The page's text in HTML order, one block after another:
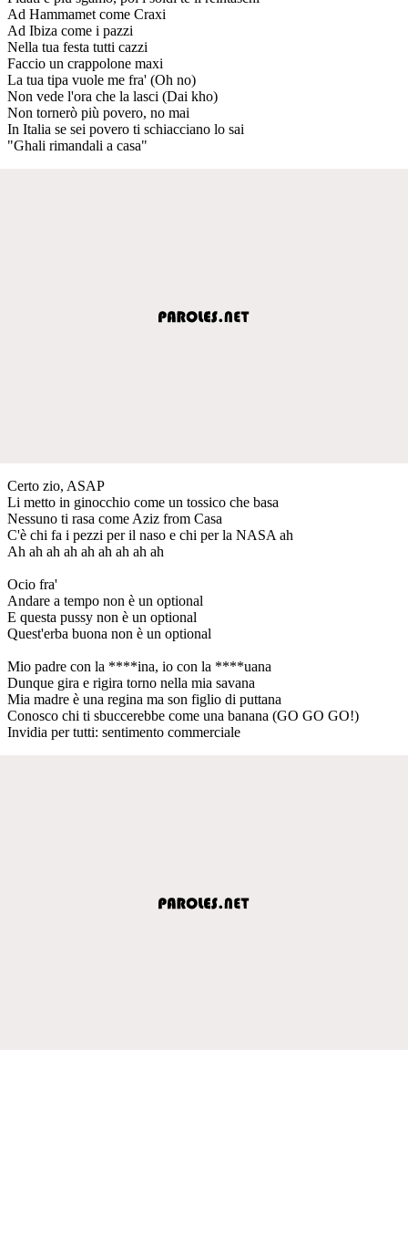
Ad Hammamet come Craxi
Ad Ibiza come i pazzi
Nella tua festa tutti cazzi
Faccio un crappolone maxi
La tua tipa vuole me fra' (Oh no)
Non vede l'ora che la lasci (Dai kho)
Non tornerò più povero, no mai
In Italia se sei povero ti schiacciano lo sai
"Ghali rimandali a casa"
Certo zio, ASAP
Li metto in ginocchio come un tossico che basa
Nessuno ti rasa come Aziz from Casa
C'è chi fa i pezzi per il naso e chi per la NASA ah
Ah ah ah ah ah ah ah ah ah
Ocio fra'
Andare a tempo non è un optional
E questa pussy non è un optional
Quest'erba buona non è un optional
Mio padre con la ****ina, io con la ****uana
Dunque gira e rigira torno nella mia savana
Mia madre è una regina ma son figlio di puttana
Conosco chi ti sbuccerebbe come una banana (GO GO GO!)
Invidia per tutti: sentimento commerciale